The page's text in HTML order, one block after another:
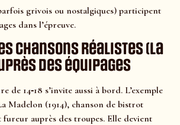
grivois ou nostalgiques) participent
dans l’épreuve.
chansons réalistes (La
des équipages
de 14‑18 s’invite aussi à bord. L’exemple
Madelon (1914), chanson de bistrot
auprès des troupes. Elle devient